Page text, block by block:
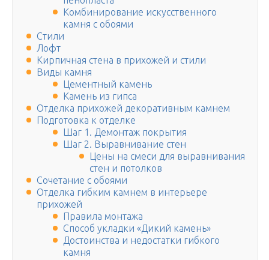
Комбинирование искусственного
камня с обоями
Стили
Лофт
Кирпичная стена в прихожей и стили
Виды камня
Цементный камень
Камень из гипса
Отделка прихожей декоративным камнем
Подготовка к отделке
Шаг 1. Демонтаж покрытия
Шаг 2. Выравнивание стен
Цены на смеси для выравнивания
стен и потолков
Сочетание с обоями
Отделка гибким камнем в интерьере
прихожей
Правила монтажа
Способ укладки «Дикий камень»
Достоинства и недостатки гибкого
камня